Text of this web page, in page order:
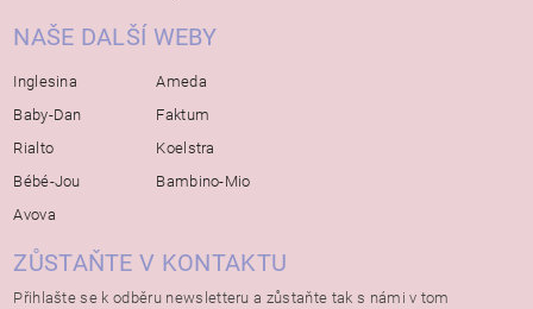
NAŠE DALŠÍ WEBY
Inglesina
Baby-Dan
Rialto
Bébé-Jou
Avova
Ameda
Faktum
Koelstra
Bambino-Mio
ZŮSTAŇTE V KONTAKTU
Přihlašte se k odběru newsletteru a zůstaňte tak s námi v tom